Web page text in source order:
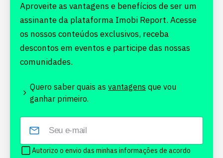
Aproveite as vantagens e benefícios de ser um
assinante da plataforma Imobi Report. Acesse
os nossos conteúdos exclusivos, receba
descontos em eventos e participe das nossas
comunidades.
Quero saber quais as vantagens que vou
ganhar primeiro.
Autorizo o envio das minhas informações de acordo